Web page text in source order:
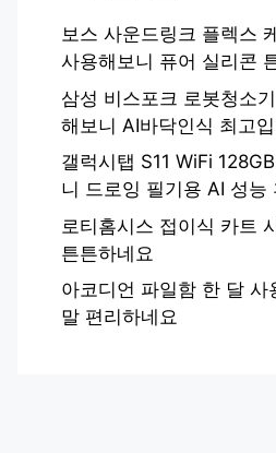
보스 사운드링크 플렉스
사용해보니 퓨어 실리콘
삼성 비스포크 로봇청소
해보니 AI바닥인식 최고
갤럭시탭 S11 WiFi
니 드로잉 필기용 AI 성능
로티홈시스 접이식 카트
튼튼하네요
아코디언 파일함 한 달 사
말 편리하네요